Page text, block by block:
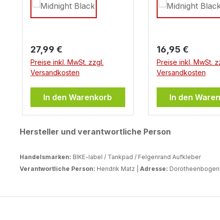
Regulärer Preis:
27,99 €
Preise inkl. MwSt. zzgl.
Versandkosten
In den Warenkorb
Regulärer Preis:
16,95 €
Preise inkl. MwSt.
Versandkosten
In den
Hersteller und verantwortliche Person
Handelsmarken: BIKE-label / Tankpad / Felgenrand Aufkleber
Verantwortliche Person: Hendrik Matz | Adresse: Dorotheenbogen